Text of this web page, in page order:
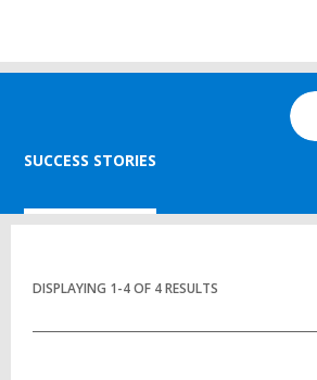
SUCCESS STORIES
DISPLAYING 1-4OF 4RESULTS